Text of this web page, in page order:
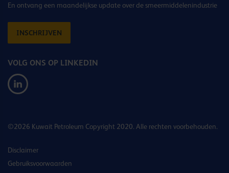
En ontvang een maandelijkse update over de smeermiddelenindustrie
INSCHRIJVEN
VOLG ONS OP LINKEDIN
©2026 Kuwait Petroleum Copyright 2020. Alle rechten voorbehouden.
Disclaimer
Gebruiksvoorwaarden